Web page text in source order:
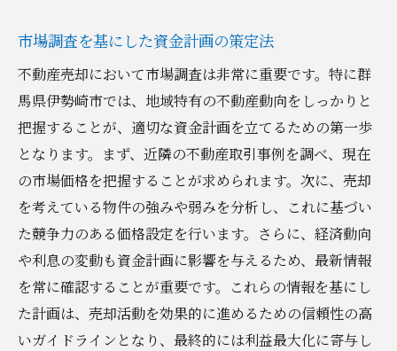
定
群馬県伊勢崎市での不動産売却における適切な
価格設定のポイント
市場価値を正確に評価するための方法
地域特性を反映した価格設定の基本原則
競合物件との価格比較による適正価格の導
出
プロの査定を活用した信頼性の高い価格決
定
価格設定における心理的要因の考慮
価格交渉を有利に進めるための準備
市場調査を基にした資金計画の策定法
不動産売却において市場調査は非常に重要です。特に群
馬県伊勢崎市では、地域特有の不動産動向をしっかりと
把握することが、適切な資金計画を立てるための第一歩
となります。まず、近隣の不動産取引事例を調べ、現在
の市場価格を把握することが求められます。次に、売却
を考えている物件の強みや弱みを分析し、これに基づい
た競争力のある価格設定を行います。さらに、経済動向
や利息の変動も資金計画に影響を与えるため、最新情報
を常に確認することが重要です。これらの情報を基にし
た計画は、売却活動を効果的に進めるための信頼性の高
いガイドラインとなり、最終的には利益最大化に寄与し